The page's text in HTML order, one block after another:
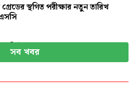
স্থগিত পরীক্ষার নতুন তারিখ
প্রতিষ্ঠান অকার্যকর ঘোষণা
ধর্ষণের অভিযোগে পরিচালক গ্রেপ্তার
সব খবর